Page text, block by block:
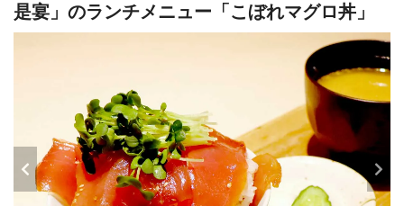
是宴」のランチメニュー「こぼれマグロ丼」